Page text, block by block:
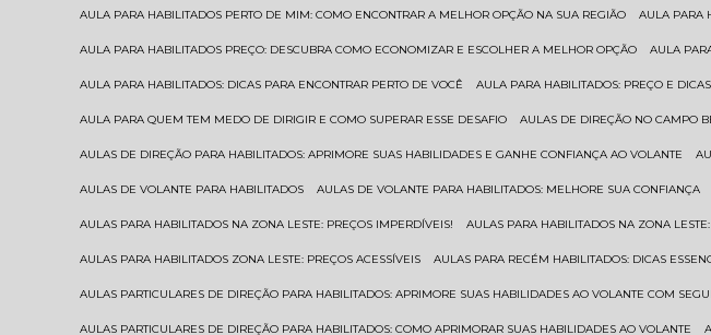
AULA PARA HABILITADOS PERTO DE MIM: COMO ENCONTRAR A MELHOR OPÇÃO NA SUA REGIÃO AULA
AULA PARA HABILITADOS PREÇO: DESCUBRA COMO ECONOMIZAR E ESCOLHER A MELHOR OPÇÃO AULA
AULA PARA HABILITADOS: DICAS PARA ENCONTRAR PERTO DE VOCÊ AULA PARA HABILITADOS: PREÇO E
AULA PARA QUEM TEM MEDO DE DIRIGIR E COMO SUPERAR ESSE DESAFIO AULAS DE DIREÇÃO NO CAMPO
AULAS DE DIREÇÃO PARA HABILITADOS: APRIMORE SUAS HABILIDADES E GANHE CONFIANÇA AO VOLANTE
AULAS DE VOLANTE PARA HABILITADOS AULAS DE VOLANTE PARA HABILITADOS: MELHORE SUA CONFIANÇA
AULAS PARA HABILITADOS NA ZONA LESTE: PREÇOS IMPERDÍVEIS! AULAS PARA HABILITADOS NA ZONA
AULAS PARA HABILITADOS ZONA LESTE: PREÇOS ACESSÍVEIS AULAS PARA RECÉM HABILITADOS: DICAS
AULAS PARTICULARES DE DIREÇÃO PARA HABILITADOS: APRIMORE SUAS HABILIDADES AO VOLANTE COM
AULAS PARTICULARES DE DIREÇÃO PARA HABILITADOS: COMO APRIMORAR SUAS HABILIDADES AO VOLANTE